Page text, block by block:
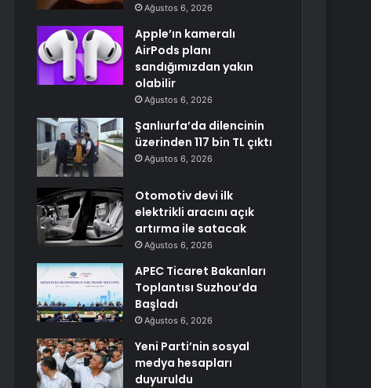
Ağustos 6, 2026
Apple’ın kameralı
AirPods planı
sandığımızdan yakın
olabilir
Ağustos 6, 2026
Şanlıurfa’da dilencinin
üzerinden 117 bin TL çıktı
Ağustos 6, 2026
Otomotiv devi ilk
elektrikli aracını açık
artırma ile satacak
Ağustos 6, 2026
APEC Ticaret Bakanları
Toplantısı Suzhou’da
Başladı
Ağustos 6, 2026
Yeni Parti’nin sosyal
medya hesapları
duyuruldu